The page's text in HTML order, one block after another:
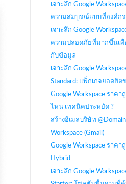
เจาะลึก Google
ความสมบูรณ์แบบที่องค์ก
เจาะลึก Google
ความปลอดภัยที่มากขึ้นเพื่
กับข้อมูล
เจาะลึก Google
Standard: แพ็กเกจยอดฮิต
Google Workspace ราคา
ไหน เทคนิคประหยัด ?
สร้างอีเมลบริษัท
Workspace (Gmail)
Google Workspace ราคา
Hybrid
เจาะลึก Google